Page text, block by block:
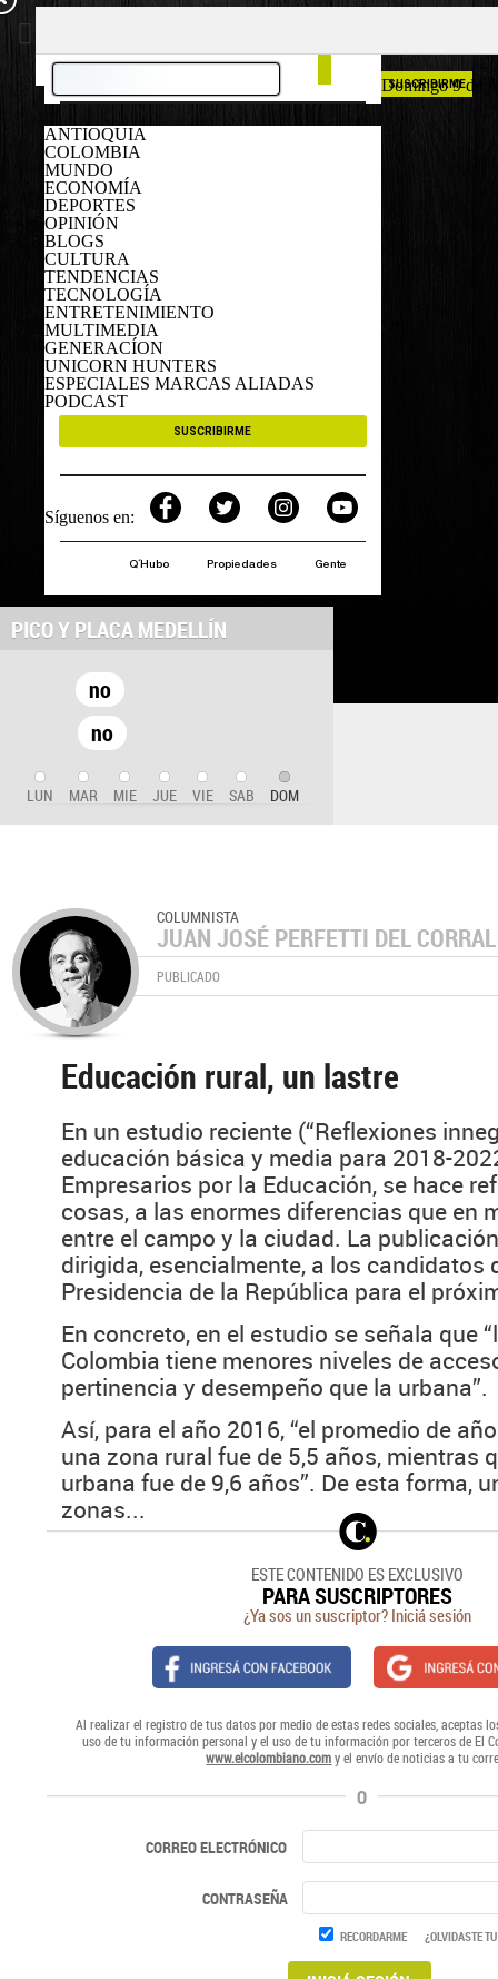
ANTIOQUIA
COLOMBIA
MUNDO
ECONOMÍA
DEPORTES
OPINIÓN
BLOGS
CULTURA
TENDENCIAS
TECNOLOGÍA
ENTRETENIMIENTO
MULTIMEDIA
GENERACÍON
UNICORN HUNTERS
ESPECIALES MARCAS ALIADAS
PODCAST
SUSCRIBIRME
Síguenos en:
Q´Hubo Propiedades Gente
Domingo 9 de
SUSCRIBIRME
PICO Y PLACA MEDELLÍN
no
no
LUN MAR MIE JUE VIE SAB DOM
COLUMNISTA
JUAN JOSÉ PERFETTI DEL CORRAL
PUBLICADO
Educación rural, un lastre
En un estudio reciente (“Reflexiones
educación básica y media para 2018-
Empresarios por la Educación, se hace
cosas, a las enormes diferencias que en
entre el campo y la ciudad. La
dirigida, esencialmente, a los candidatos
Presidencia de la República para el
En concreto, en el estudio se señala que
Colombia tiene menores niveles de
pertinencia y desempeño que la urbana”.
Así, para el año 2016, “el promedio de
una zona rural fue de 5,5 años, mientras
urbana fue de 9,6 años”. De esta forma,
zonas...
ESTE CONTENIDO ES EXCLUSIVO
PARA SUSCRIPTORES
¿Ya sos un suscriptor? Iniciá sesión
Al realizar el registro de tus datos por medio de estas redes sociales, aceptas
uso de tu información personal y el uso de tu información por terceros de El
www.elcolombiano.comy el envío de noticias a tu
O
CORREO ELECTRÓNICO
CONTRASEÑA
RECORDARME ¿OLVIDASTE TU